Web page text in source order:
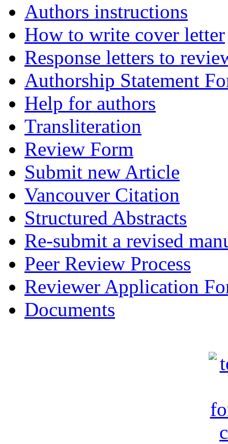
Authors instructions
How to write cover letter
Response letters to
Authorship Statement
Help for authors
Transliteration
Review Form
Submit new Article
Vancouver Citation
Structured Abstracts
Re-submit a revised
Peer Review Process
Reviewer Application
Documents